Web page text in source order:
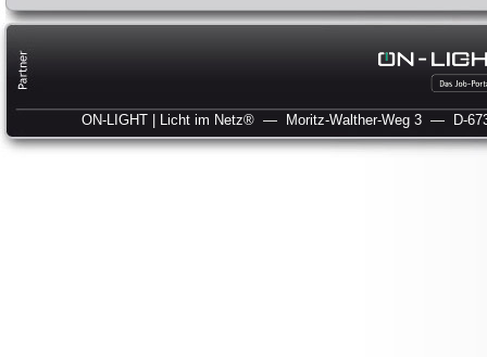
ON-LIGHT | Licht im Netz® — Moritz-Walther-Weg 3 — D-